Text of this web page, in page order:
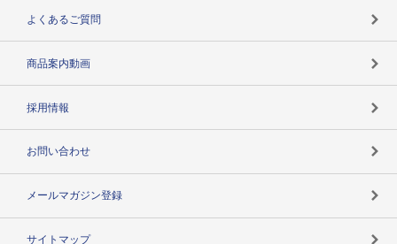
よくあるご質問
商品案内動画
採用情報
お問い合わせ
メールマガジン登録
サイトマップ